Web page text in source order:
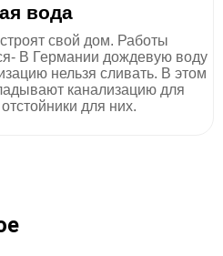
вода
свой дом. Работы
В Германии дождевую воду
нельзя сливать. В этом
канализацию для
для них.